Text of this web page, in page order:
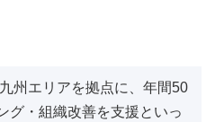
州エリアを拠点に、年間50
グ・組織改善を支援といっ